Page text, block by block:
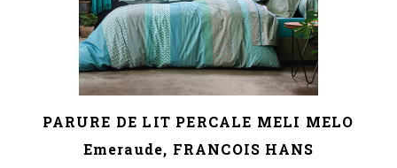
PARURE DE LIT PERCALE MELI MELO
Emeraude, FRANCOIS HANS